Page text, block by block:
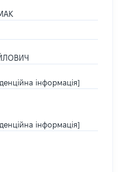
інформація]
інформація]